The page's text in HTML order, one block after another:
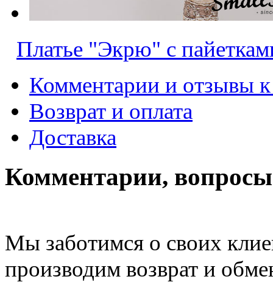
Платье "Экрю" с
Комментарии и отзывы к
Возврат и оплата
Доставка
Комментарии,
Мы заботимся о своих
производим возврат и